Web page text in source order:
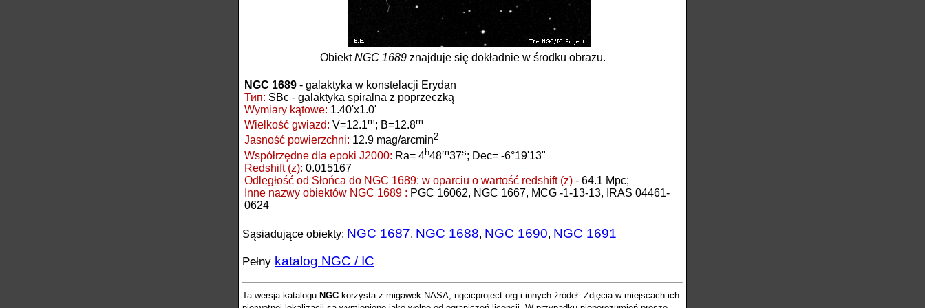
ObiektNGC 1689znajduje się dokładnie w środku obrazu.
NGC 1689 - galaktyka w konstelacji Erydan
Тип: SBc - galaktyka spiralna z poprzeczką
Wymiary kątowe: 1.40'x1.0'
Wielkość gwiazd: V=12.1m; B=12.8m
Jasność powierzchni: 12.9 mag/arcmin2
Współrzędne dla epoki J2000: Ra= 4h48m37s; Dec= -6°19'13"
Redshift (z): 0.015167
Odległość od Słońca do NGC 1689: w oparciu o wartość redshift (z) - 64.1 Mpc;
Inne nazwy obiektów NGC 1689 : PGC 16062, NGC 1667, MCG -1-13-13, IRAS 04461-
0624
Sąsiadujące obiekty: NGC 1687, NGC 1688, NGC 1690, NGC 1691
Pełny katalog NGC / IC
Ta wersja katalogu NGC korzysta z migawek NASA, ngcicproject.org i innych źródeł. Zdjęcia w miejscach ich